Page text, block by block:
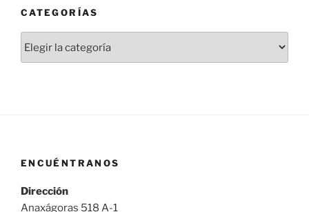
CATEGORÍAS
ENCUÉNTRANOS
Dirección
Anaxágoras 518 A-1